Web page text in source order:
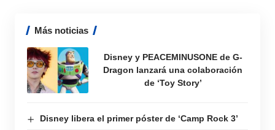
Más noticias
Disney y PEACEMINUSONE de G-
Dragon lanzará una colaboración
de ‘Toy Story’
Disney libera el primer póster de ‘Camp Rock 3’